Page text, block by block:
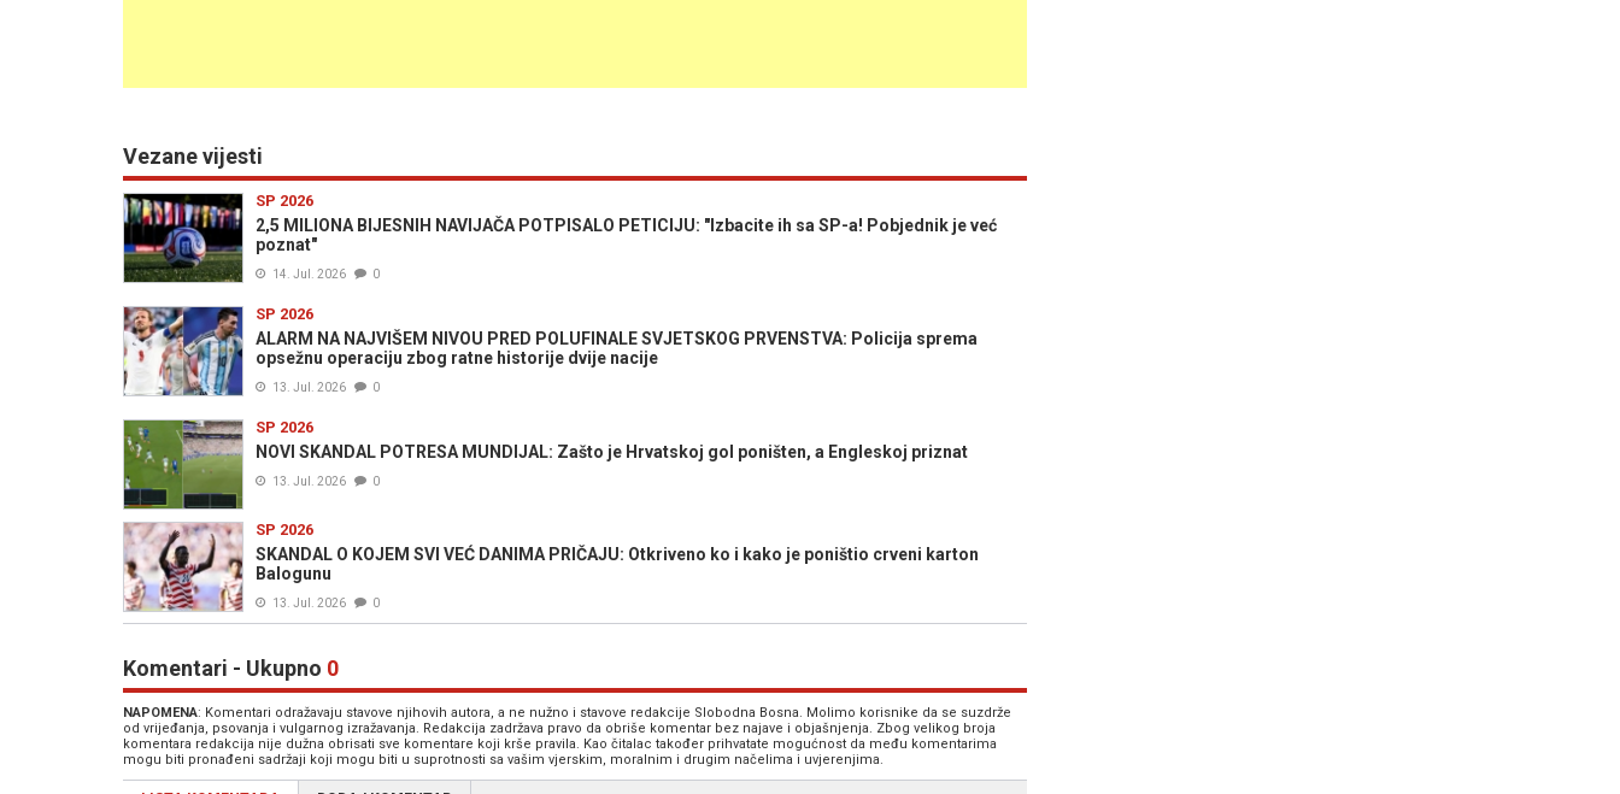
Vezane vijesti
SP 2026
2,5 MILIONA BIJESNIH NAVIJAČA POTPISALO PETICIJU: "Izbacite ih sa SP-a! Pobjednik je već
poznat"
14. Jul. 2026 0
SP 2026
ALARM NA NAJVIŠEM NIVOU PRED POLUFINALE SVJETSKOG PRVENSTVA: Policija sprema
opsežnu operaciju zbog ratne historije dvije nacije
13. Jul. 2026 0
SP 2026
NOVI SKANDAL POTRESA MUNDIJAL: Zašto je Hrvatskoj gol poništen, a Engleskoj priznat
13. Jul. 2026 0
SP 2026
SKANDAL O KOJEM SVI VEĆ DANIMA PRIČAJU: Otkriveno ko i kako je poništio crveni karton
Balogunu
13. Jul. 2026 0
Komentari - Ukupno 0
NAPOMENA: Komentari odražavaju stavove njihovih autora, a ne nužno i stavove redakcije Slobodna Bosna. Molimo korisnike da se suzdrže
od vrijeđanja, psovanja i vulgarnog izražavanja. Redakcija zadržava pravo da obriše komentar bez najave i objašnjenja. Zbog velikog broja
komentara redakcija nije dužna obrisati sve komentare koji krše pravila. Kao čitalac također prihvatate mogućnost da među komentarima
mogu biti pronađeni sadržaji koji mogu biti u suprotnosti sa vašim vjerskim, moralnim i drugim načelima i uvjerenjima.